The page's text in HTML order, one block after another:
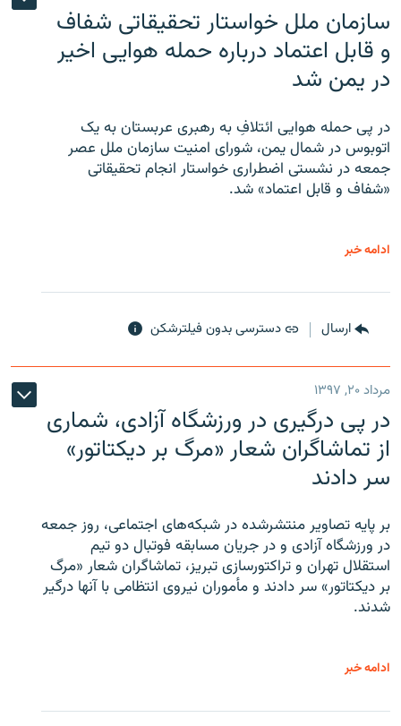
سازمان ملل خواستار تحقیقاتی شفاف
و قابل اعتماد درباره حمله هوایی اخیر
در یمن شد
در پی حمله هوایی ائتلافِ به رهبری عربستان به یک
اتوبوس در شمال یمن، شورای امنیت سازمان ملل عصر
جمعه در نشستی اضطراری خواستار انجام تحقیقاتی
«شفاف و قابل اعتماد» شد.
ادامه خبر
ارسال دسترسی بدون فیلترشکن
مرداد ۲۰, ۱۳۹۷
در پی درگیری در ورزشگاه آزادی، شماری
از تماشاگران شعار «مرگ بر دیکتاتور»
سر دادند
بر پایه تصاویر منتشرشده در شبکه‌های اجتماعی، روز جمعه
در ورزشگاه آزادی و در جریان مسابقه فوتبال دو تیم
استقلال تهران و تراکتورسازی تبریز، تماشاگران شعار «مرگ
بر دیکتاتور» سر دادند و مأموران نیروی انتظامی با آنها درگیر
شدند.
ادامه خبر